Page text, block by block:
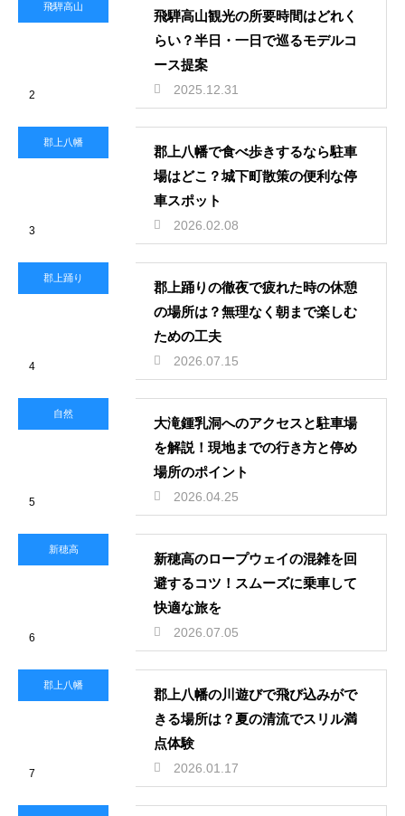
飛騨高山
2
飛騨高山観光の所要時間はどれく
らい？半日・一日で巡るモデルコ
ース提案
2025.12.31
郡上八幡
3
郡上八幡で食べ歩きするなら駐車
場はどこ？城下町散策の便利な停
車スポット
2026.02.08
郡上踊り
4
郡上踊りの徹夜で疲れた時の休憩
の場所は？無理なく朝まで楽しむ
ための工夫
2026.07.15
自然
5
大滝鍾乳洞へのアクセスと駐車場
を解説！現地までの行き方と停め
場所のポイント
2026.04.25
新穂高
6
新穂高のロープウェイの混雑を回
避するコツ！スムーズに乗車して
快適な旅を
2026.07.05
郡上八幡
7
郡上八幡の川遊びで飛び込みがで
きる場所は？夏の清流でスリル満
点体験
2026.01.17